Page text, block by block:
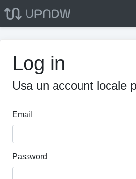
Log in
Usa un account locale
Email
Password